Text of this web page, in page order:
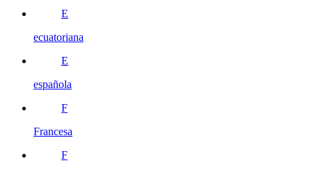
E
ecuatoriana
E
española
F
Francesa
F